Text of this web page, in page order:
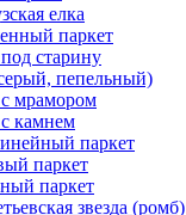
елка
паркет
старину
пепельный)
мрамором
камнем
паркет
паркет
паркет
звезда (ромб)